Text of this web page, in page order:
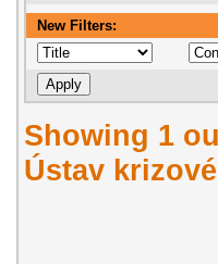
New Filters:
Showing 1
Ústav